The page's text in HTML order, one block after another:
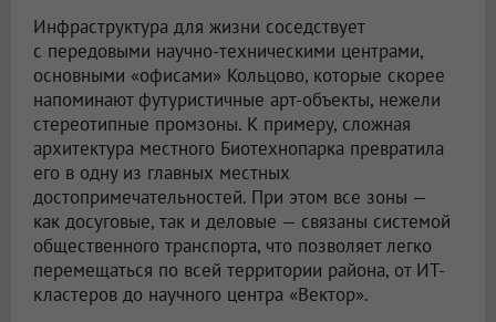
Инфраструктура для жизни соседствует
с передовыми научно-техническими центрами,
основными «офисами» Кольцово, которые скорее
напоминают футуристичные арт-объекты, нежели
стереотипные промзоны. К примеру, сложная
архитектура местного Биотехнопарка превратила
его в одну из главных местных
достопримечательностей. При этом все зоны —
как досуговые, так и деловые — связаны системой
общественного транспорта, что позволяет легко
перемещаться по всей территории района, от ИТ-
кластеров до научного центра «Вектор».